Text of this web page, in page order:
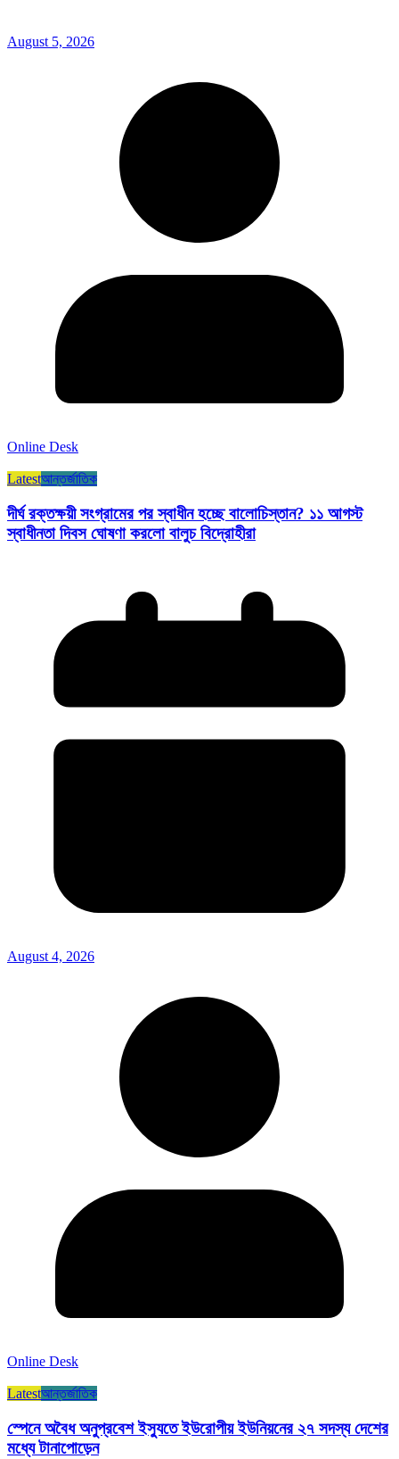
August 5, 2026
Online Desk
Latestআন্তর্জাতিক
দীর্ঘ রক্তক্ষয়ী সংগ্রামের পর স্বাধীন হচ্ছে বালোচিস্তান? ১১ আগস্ট
স্বাধীনতা দিবস ঘোষণা করলো বালুচ বিদ্রোহীরা
August 4, 2026
Online Desk
Latestআন্তর্জাতিক
স্পেনে অবৈধ অনুপ্রবেশ ইস্যুতে ইউরোপীয় ইউনিয়নের ২৭ সদস্য দেশের
মধ্যে টানাপোড়েন